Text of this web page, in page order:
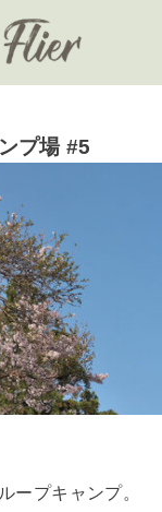
プ場 #5
ープキャンプ。